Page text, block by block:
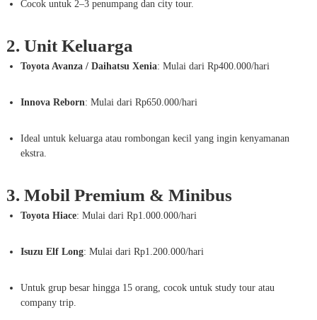
Cocok untuk 2–3 penumpang dan city tour.
2. Unit Keluarga
Toyota Avanza / Daihatsu Xenia: Mulai dari Rp400.000/hari
Innova Reborn: Mulai dari Rp650.000/hari
Ideal untuk keluarga atau rombongan kecil yang ingin kenyamanan
ekstra.
3. Mobil Premium & Minibus
Toyota Hiace: Mulai dari Rp1.000.000/hari
Isuzu Elf Long: Mulai dari Rp1.200.000/hari
Untuk grup besar hingga 15 orang, cocok untuk study tour atau
company trip.